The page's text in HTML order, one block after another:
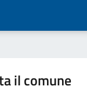
il comune